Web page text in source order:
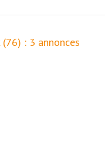
: 3 annonces